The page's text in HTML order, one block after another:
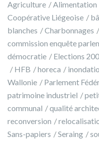
Agriculture Alimentation
Coopérative Liégeoise
blanches
Charbonnages
commission enquête
démocratie
Elections
HFB
horeca
Wallonie
Parlement
patrimoine industriel
communal
qualité
reconversion
Sans-papiers
Seraing